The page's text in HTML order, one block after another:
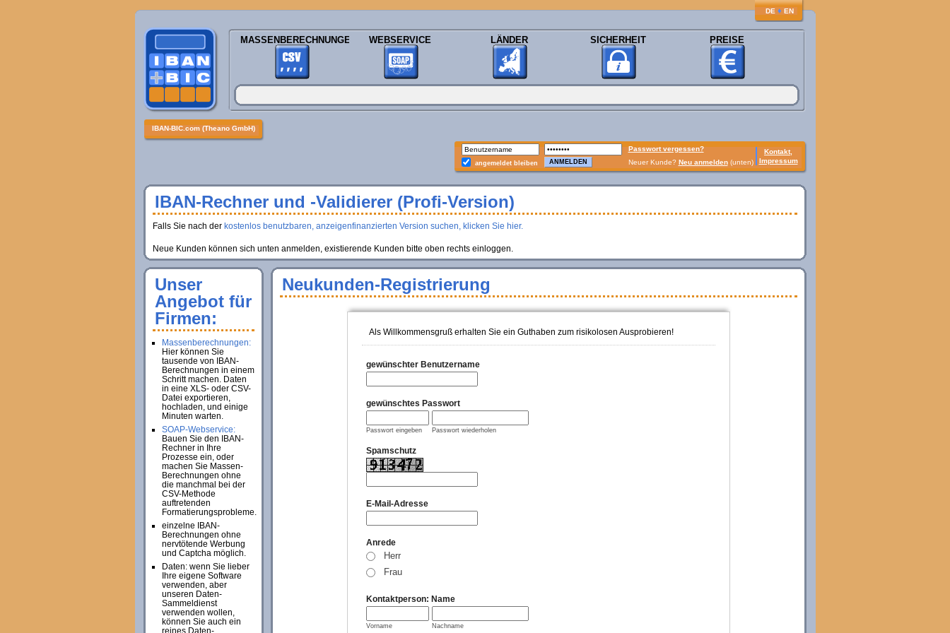
DE ♦ EN
MASSENBERECHNUNGEN WEBSERVICE LÄNDER SICHERHEIT PREISE
IBAN-BIC.com (Theano GmbH)
Passwort vergessen?
Kontakt,
Impressum
angemeldet bleiben Neuer Kunde? Neu anmelden(unten)
IBAN-Rechner und -Validierer (Profi-Version)
Falls Sie nach der kostenlos benutzbaren, anzeigenfinanzierten Version suchen, klicken Sie hier.
Neue Kunden können sich unten anmelden, existierende Kunden bitte oben rechts einloggen.
Neukunden-Registrierung
Als Willkommensgruß erhalten Sie ein Guthaben zum risikolosen Ausprobieren!
gewünschter Benutzername
gewünschtes Passwort
Passwort eingeben Passwort wiederholen
Spamschutz
E-Mail-Adresse
Anrede
Herr
Frau
Kontaktperson: Name
Vorname Nachname
Unser
Angebot für
Firmen:
Massenberechnungen:
Hier können Sie
tausende von IBAN-
Berechnungen in einem
Schritt machen. Daten
in eine XLS- oder CSV-
Datei exportieren,
hochladen, und einige
Minuten warten.
SOAP-Webservice:
Bauen Sie den IBAN-
Rechner in Ihre
Prozesse ein, oder
machen Sie Massen-
Berechnungen ohne
die manchmal bei der
CSV-Methode
auftretenden
Formatierungsprobleme.
einzelne IBAN-
Berechnungen ohne
nervtötende Werbung
und Captcha möglich.
Daten: wenn Sie lieber
Ihre eigene Software
verwenden, aber
unseren Daten-
Sammeldienst
verwenden wollen,
können Sie auch ein
reines Daten-